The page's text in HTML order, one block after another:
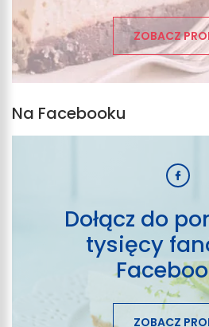
ZOBACZ
Na Facebooku
Dołącz do
tysięcy
ZOBACZ